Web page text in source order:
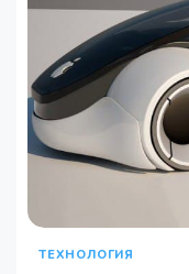
ТЕХНОЛОГИЯ